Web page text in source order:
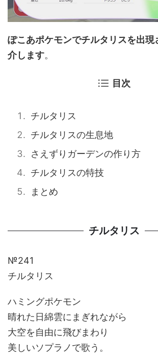
ぽこあポケモンでチルタリスを出現
介します。
目次
チルタリス
チルタリスの生息地
さえずりガーデンの作り方
チルタリスの特技
まとめ
チルタリス
№241
チルタリス
ハミングポケモン
晴れた日綿雲にまぎれながら
大空を自由に飛びまわり
美しいソプラノで歌う。